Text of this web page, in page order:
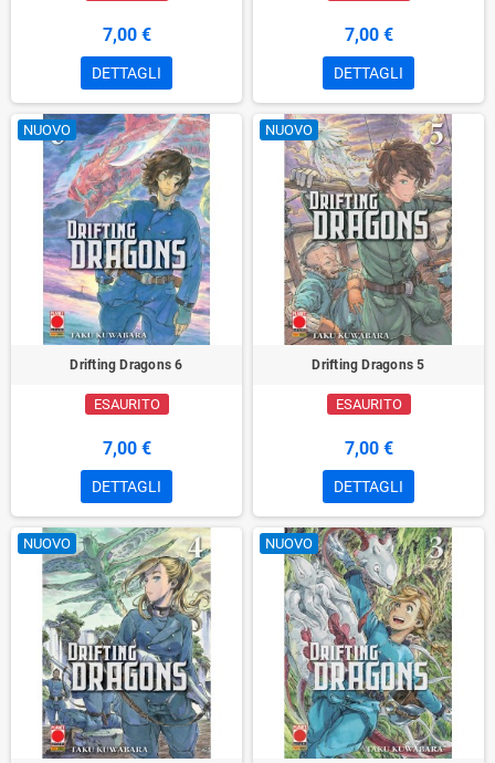
7,00 €
DETTAGLI
7,00 €
DETTAGLI
NUOVO
Drifting Dragons 6
ESAURITO
7,00 €
DETTAGLI
NUOVO
Drifting Dragons 5
ESAURITO
7,00 €
DETTAGLI
NUOVO NUOVO